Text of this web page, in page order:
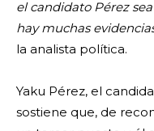
el candidato Pérez
hay muchas
la analista política.
Yaku Pérez, el
sostiene que, de